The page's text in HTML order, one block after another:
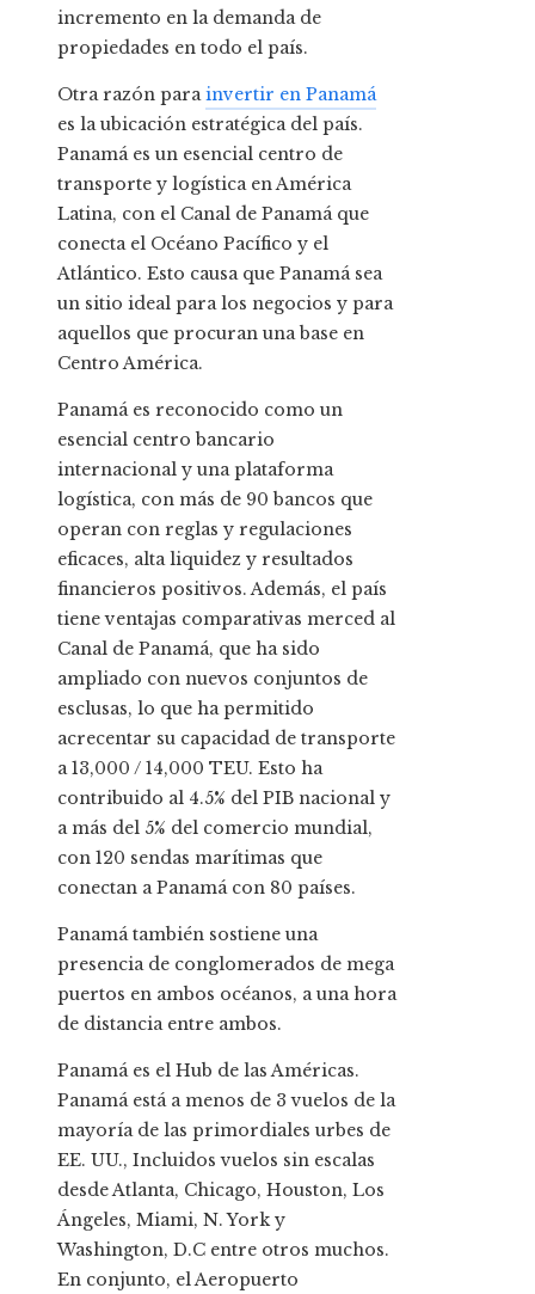
incremento en la demanda de
propiedades en todo el país.
Otra razón parainvertir en Panamá
es la ubicación estratégica del país.
Panamá es un esencial centro de
transporte y logística en América
Latina, con el Canal de Panamá que
conecta el Océano Pacífico y el
Atlántico. Esto causa que Panamá sea
un sitio ideal para los negocios y para
aquellos que procuran una base en
Centro América.
Panamá es reconocido como un
esencial centro bancario
internacional y una plataforma
logística, con más de 90 bancos que
operan con reglas y regulaciones
eficaces, alta liquidez y resultados
financieros positivos. Además, el país
tiene ventajas comparativas merced al
Canal de Panamá, que ha sido
ampliado con nuevos conjuntos de
esclusas, lo que ha permitido
acrecentar su capacidad de transporte
a 13,000 / 14,000 TEU. Esto ha
contribuido al 4.5% del PIB nacional y
a más del 5% del comercio mundial,
con 120 sendas marítimas que
conectan a Panamá con 80 países.
Panamá también sostiene una
presencia de conglomerados de mega
puertos en ambos océanos, a una hora
de distancia entre ambos.
Panamá es el Hub de las Américas.
Panamá está a menos de 3 vuelos de la
mayoría de las primordiales urbes de
EE. UU., Incluidos vuelos sin escalas
desde Atlanta, Chicago, Houston, Los
Ángeles, Miami, N. York y
Washington, D.C entre otros muchos.
En conjunto, el Aeropuerto